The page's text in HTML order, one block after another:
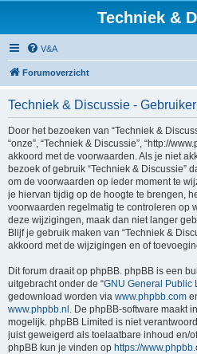
Techniek &
V&A
Forumoverzicht
Techniek & Discussie -
Door het bezoeken van “Techniek &
“onze”, “Techniek & Discussie”, “http://
akkoord met de voorwaarden. Als je niet
bezoek of gebruik “Techniek & Discussie”
om de voorwaarden op ieder moment te
je hiervan tijdig op de hoogte te brengen,
voorwaarden regelmatig te controleren op
deze wijzigingen, maak dan niet langer
Blijf je gebruik maken van “Techniek &
akkoord met de wijzigingen en of
Dit forum draait op phpBB. phpBB is een
uitgebracht onder de “GNU General Public
gedownload worden via www.phpbb.com
www.phpbb.nl . De phpBB-software maakt
mogelijk. phpBB Limited is niet
juist geweigerd als toelaatbare inhoud en/
phpBB kun je vinden op https://